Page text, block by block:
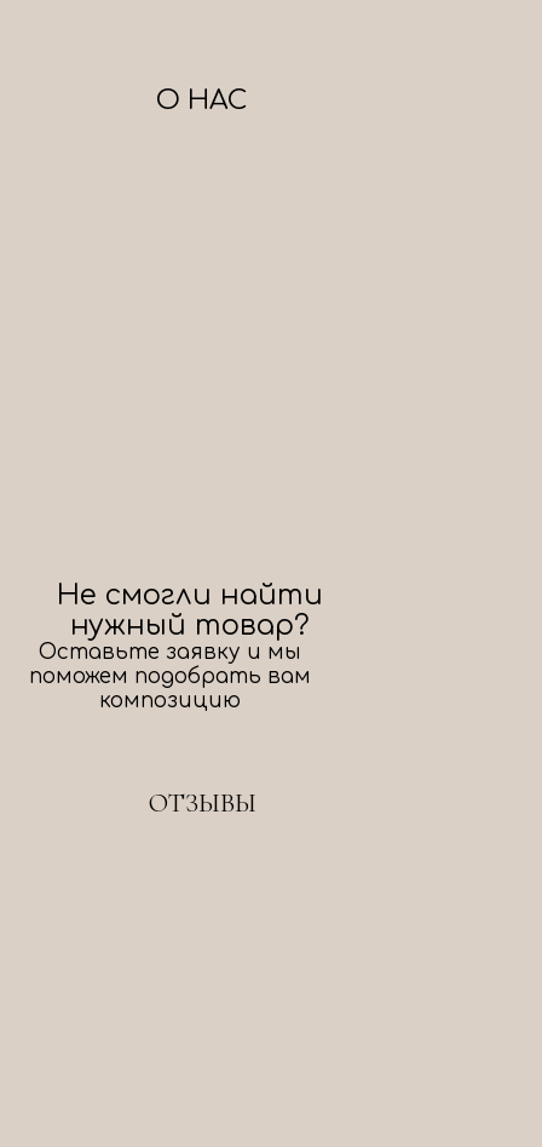
Не смогли найти
нужный товар?
Оставьте заявку и мы
поможем подобрать вам
композицию
О НАС
ОТЗЫВЫ